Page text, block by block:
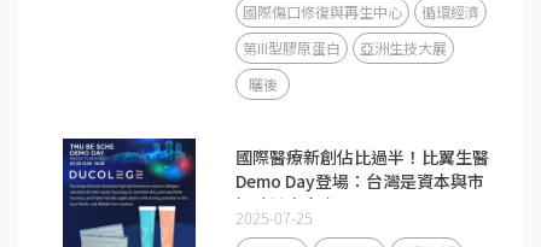
國際傷口修復與再生中心
循環經濟
第III型膠原蛋白
亞洲生技大展
曬後
國際醫療新創佔比過半！比翼生醫
Demo Day登場：台灣是資本與市
場驗證交會處
2025-07-25